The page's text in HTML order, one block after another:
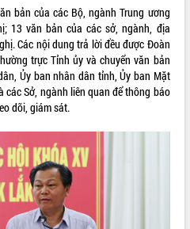
bản của các Bộ, ngành Trung ương
13 văn bản của các sở, ngành, địa
Các nội dung trả lời đều được Đoàn
trực Tỉnh ủy và chuyển văn bản
Ủy ban nhân dân tỉnh, Ủy ban Mặt
các Sở, ngành liên quan để thông báo
dõi, giám sát.